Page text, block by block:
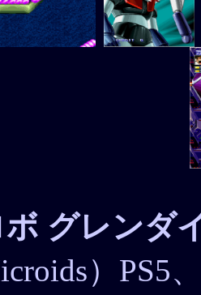
ボ グレンダ
）PS5